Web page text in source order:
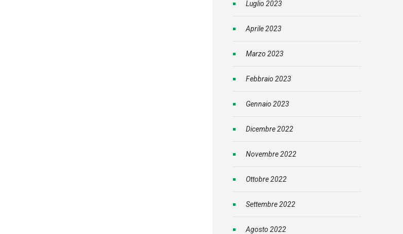
Luglio 2023
Aprile 2023
Marzo 2023
Febbraio 2023
Gennaio 2023
Dicembre 2022
Novembre 2022
Ottobre 2022
Settembre 2022
Agosto 2022